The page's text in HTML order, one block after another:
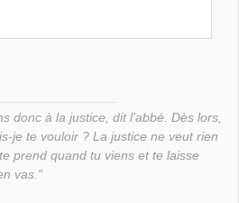
donc à la justice, dit l’abbé. Dès lors,
je te vouloir ? La justice ne veut rien
prend quand tu viens et te laisse
vas."